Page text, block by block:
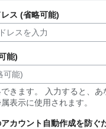
ス (省略可能)
能)
きます。 入力すると、あ
表示に使用されます。
カウント自動作成を防ぐ